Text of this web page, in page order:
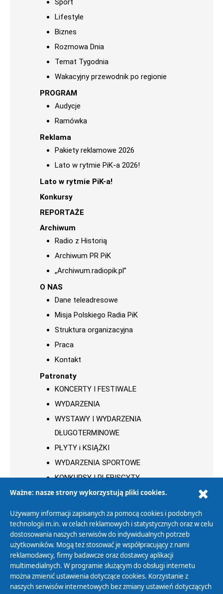
Sport
Lifestyle
Biznes
Rozmowa Dnia
Temat Tygodnia
Wakacyjny przewodnik po regionie
PROGRAM
Audycje
Ramówka
Reklama
Pakiety reklamowe 2026
Lato w rytmie PiK-a 2026!
Lato w rytmie PiK-a!
Konkursy
REPORTAŻE
Archiwum
Radio z Historią
Archiwum PR PiK
„Archiwum.radiopik.pl”
O NAS
Dane teleadresowe
Misja Polskiego Radia PiK
Struktura organizacyjna
Praca
Kontakt
Patronaty
KONCERTY I FESTIWALE
WYDARZENIA
WYSTAWY I WYDARZENIA
DŁUGOTERMINOWE
PŁYTY i KSIĄŻKI
WYDARZENIA SPORTOWE
KONKURSY I PLEBISCYTY
Polityka Prywatności
Zasady korzystania z Serwisu
Organizacje Pożytku Publicznego
Cyfryzacja DAB+
Ważne: nasze strony wykorzystują pliki cookies.
Używamy informacji zapisanych za pomocą cookies i podobnych
technologii m.in. w celach reklamowych i statystycznych oraz w celu
dostosowania naszych serwisów do indywidualnych potrzeb
użytkowników. Mogą też stosować je współpracujący z nami
reklamodawcy, firmy badawcze oraz dostawcy aplikacji
multimedialnych. W programie służącym do obsługi internetu
można zmienić ustawienia dotyczące cookies. Korzystanie z
naszych serwisów internetowych bez zmiany ustawień dotyczących